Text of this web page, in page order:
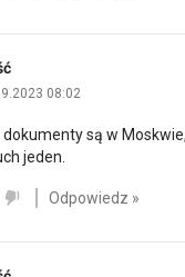
08:02
dokumenty są w
jeden.
Odpowiedz »